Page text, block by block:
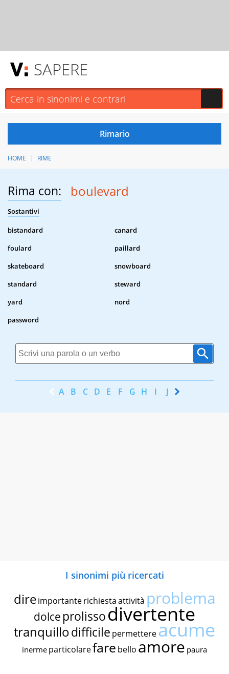
SAPERE
HOME RIME
Rima con: boulevard
Sostantivi
bistandard
canard
foulard
paillard
skateboard
snowboard
standard
steward
yard
nord
password
A B C D E F G H I J K
I sinonimi più ricercati
dire importante richiestaattività problema
dolce prolissodivertente
tranquillodifficile permettereacume
inerme particolarefare bello amore paura